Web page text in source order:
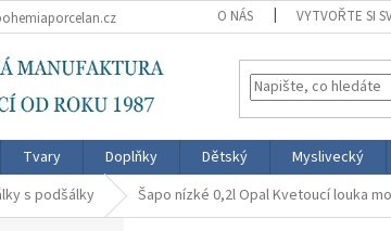
O NÁS VYTVOŘTE SI
Tvary Doplňky Dětský Myslivecký
s podšálky Šapo nízké 0,2l Opal Kvetoucí louka